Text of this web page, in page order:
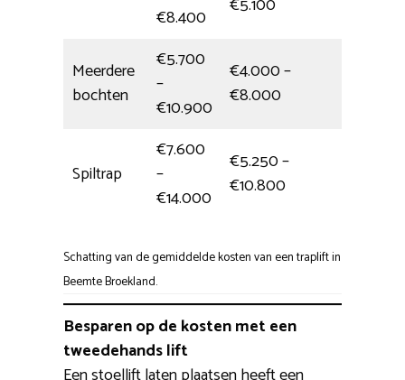
€8.400
Meerdere
bochten
€5.700
–
€10.900
€4.000 –
€8.000
Spiltrap
€7.600
–
€14.000
€5.250 –
€10.800
Schatting van de gemiddelde kosten van een traplift in
Beemte Broekland.
Besparen op de kosten met een
tweedehands lift